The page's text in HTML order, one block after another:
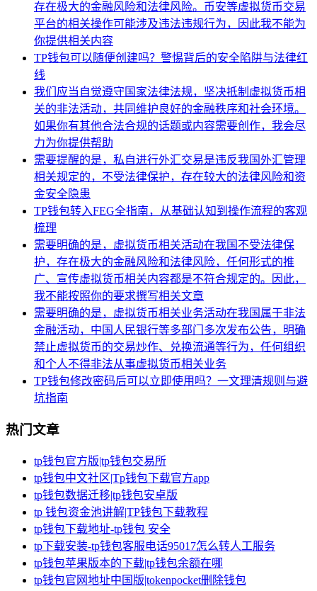
存在极大的金融风险和法律风险。币安等虚拟货币交易
平台的相关操作可能涉及违法违规行为，因此我不能为
你提供相关内容
TP钱包可以随便创建吗？警惕背后的安全陷阱与法律红
线
我们应当自觉遵守国家法律法规，坚决抵制虚拟货币相
关的非法活动，共同维护良好的金融秩序和社会环境。
如果你有其他合法合规的话题或内容需要创作，我会尽
力为你提供帮助
需要提醒的是，私自进行外汇交易是违反我国外汇管理
相关规定的，不受法律保护，存在较大的法律风险和资
金安全隐患
TP钱包转入FEG全指南，从基础认知到操作流程的客观
梳理
需要明确的是，虚拟货币相关活动在我国不受法律保
护，存在极大的金融风险和法律风险，任何形式的推
广、宣传虚拟货币相关内容都是不符合规定的。因此，
我不能按照你的要求撰写相关文章
需要明确的是，虚拟货币相关业务活动在我国属于非法
金融活动，中国人民银行等多部门多次发布公告，明确
禁止虚拟货币的交易炒作、兑换流通等行为，任何组织
和个人不得非法从事虚拟货币相关业务
TP钱包修改密码后可以立即使用吗？一文理清规则与避
坑指南
热门文章
tp钱包官方版|tp钱包交易所
tp钱包中文社区|Tp钱包下载官方app
tp钱包数据迁移|tp钱包安卓版
tp 钱包资金池讲解|TP钱包下载教程
tp钱包下载地址-tp钱包 安全
tp下载安装-tp钱包客服电话95017怎么转人工服务
tp钱包苹果版本的下载|tp钱包余额在哪
tp钱包官网地址中国版|tokenpocket删除钱包